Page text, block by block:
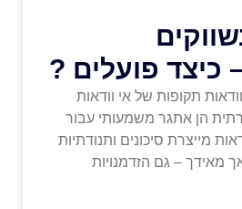
כיצד פועלים ?
תקופות של אי וודאות
הן אתגר משמעותי עבור
מייצרת סיכונים ותנודתיות
מאידך – גם הזדמנויות